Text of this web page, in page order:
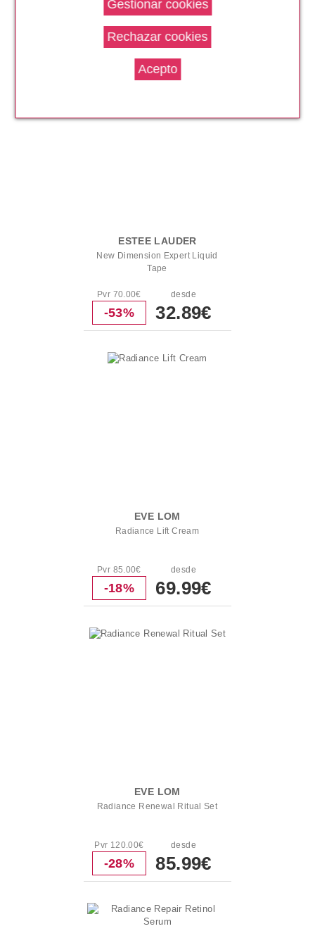
-17% 57.15€
ESTEE LAUDER
New Dimension Expert Liquid
Tape
Pvr 70.00€
-53%
desde
32.89€
EVE LOM
Radiance Lift Cream
Pvr 85.00€
-18%
desde
69.99€
EVE LOM
Radiance Renewal Ritual Set
Pvr 120.00€
-28%
desde
85.99€